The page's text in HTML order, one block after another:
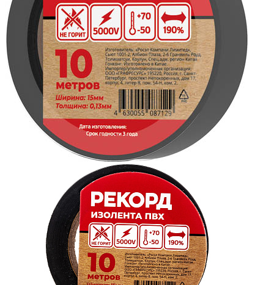
Помощь
Контакты